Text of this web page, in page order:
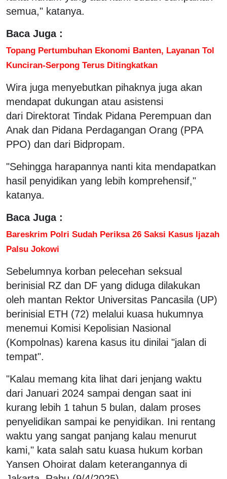
semua," katanya.
Baca Juga :
Topang Pertumbuhan Ekonomi Banten, Layanan Tol
Kunciran-Serpong Terus Ditingkatkan
Wira juga menyebutkan pihaknya juga akan
mendapat dukungan atau asistensi
dari Direktorat Tindak Pidana Perempuan dan
Anak dan Pidana Perdagangan Orang (PPA
PPO) dan dari Bidpropam.
"Sehingga harapannya nanti kita mendapatkan
hasil penyidikan yang lebih komprehensif,"
katanya.
Baca Juga :
Bareskrim Polri Sudah Periksa 26 Saksi Kasus Ijazah
Palsu Jokowi
Sebelumnya korban pelecehan seksual
berinisial RZ dan DF yang diduga dilakukan
oleh mantan Rektor Universitas Pancasila (UP)
berinisial ETH (72) melalui kuasa hukumnya
menemui Komisi Kepolisian Nasional
(Kompolnas) karena kasus itu dinilai "jalan di
tempat".
"Kalau memang kita lihat dari jenjang waktu
dari Januari 2024 sampai dengan saat ini
kurang lebih 1 tahun 5 bulan, dalam proses
penyelidikan sampai ke penyidikan. Ini rentang
waktu yang sangat panjang kalau menurut
kami," kata salah satu kuasa hukum korban
Yansen Ohoirat dalam keterangannya di